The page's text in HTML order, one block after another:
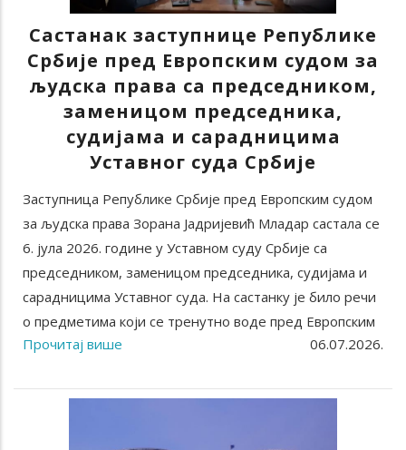
Састанак заступнице Републике
Србије пред Европским судом за
људска права са председником,
заменицом председника,
судијама и сарадницима
Уставног суда Србије
Заступница Републике Србије пред Европским судом
за људска права Зорана Јадријевић Младар састала се
6. јула 2026. године у Уставном суду Србије са
председником, заменицом председника, судијама и
сарадницима Уставног суда. На састанку је било речи
о предметима који се тренутно воде пред Европским
06.07.2026.
Прочитај више